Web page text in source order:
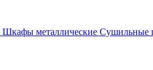
Шкафы металлические Cушильные